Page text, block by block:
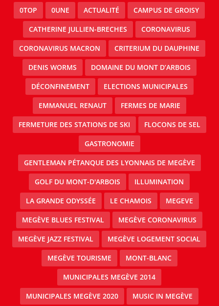
0TOP 0UNE ACTUALITÉ CAMPUS DE GROISY
CATHERINE JULLIEN-BRECHES CORONAVIRUS
CORONAVIRUS MACRON CRITERIUM DU DAUPHINE
DENIS WORMS DOMAINE DU MONT D’ARBOIS
DÉCONFINEMENT ELECTIONS MUNICIPALES
EMMANUEL RENAUT FERMES DE MARIE
FERMETURE DES STATIONS DE SKI FLOCONS DE SEL
GASTRONOMIE
GENTLEMAN PÉTANQUE DES LYONNAIS DE MEGÈVE
GOLF DU MONT-D'ARBOIS ILLUMINATION
LA GRANDE ODYSSÉE LE CHAMOIS MEGEVE
MEGÈVE BLUES FESTIVAL MEGÈVE CORONAVIRUS
MEGÈVE JAZZ FESTIVAL MEGÈVE LOGEMENT SOCIAL
MEGÈVE TOURISME MONT-BLANC
MUNICIPALES MEGÈVE 2014
MUNICIPALES MEGÈVE 2020 MUSIC IN MEGÈVE